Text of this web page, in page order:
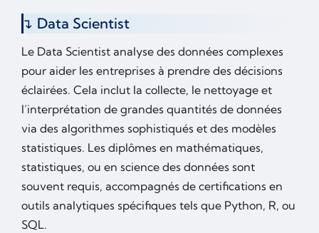
Data Scientist
Le Data Scientist analyse des données complexes
pour aider les entreprises à prendre des décisions
éclairées. Cela inclut la collecte, le nettoyage et
l’interprétation de grandes quantités de données
via des algorithmes sophistiqués et des modèles
statistiques. Les diplômes en mathématiques,
statistiques, ou en science des données sont
souvent requis, accompagnés de certifications en
outils analytiques spécifiques tels que Python, R, ou
SQL.